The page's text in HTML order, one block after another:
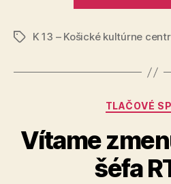
ZnačkyK 13 – Košické kultúrne
TLAČOVÉ
Vítame
šéfa